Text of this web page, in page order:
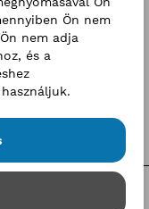
15 16
22
Ön nem
nem adja
és a